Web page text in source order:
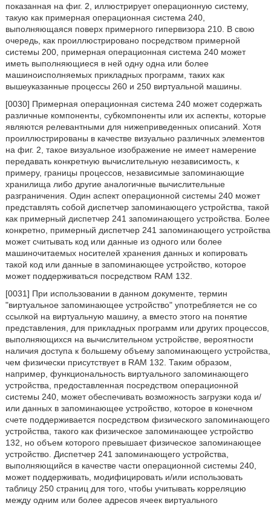
показанная на фиг. 2, иллюстрирует операционную систему,
такую как примерная операционная система 240,
выполняющаяся поверх примерного гипервизора 210. В свою
очередь, как проиллюстрировано посредством примерной
системы 200, примерная операционная система 240 может
иметь выполняющиеся в ней одну одна или более
машиноисполняемых прикладных программ, таких как
вышеуказанные процессы 260 и 250 виртуальной машины.
[0030] Примерная операционная система 240 может содержать
различные компоненты, субкомпоненты или их аспекты, которые
являются релевантными для нижеприведенных описаний. Хотя
проиллюстрированы в качестве визуально различных элементов
на фиг. 2, такое визуальное изображение не имеет намерение
передавать конкретную вычислительную независимость, к
примеру, границы процессов, независимые запоминающие
хранилища либо другие аналогичные вычислительные
разграничения. Один аспект операционной системы 240 может
представлять собой диспетчер запоминающего устройства, такой
как примерный диспетчер 241 запоминающего устройства. Более
конкретно, примерный диспетчер 241 запоминающего устройства
может считывать код или данные из одного или более
машиночитаемых носителей хранения данных и копировать
такой код или данные в запоминающее устройство, которое
может поддерживаться посредством RAM 132.
[0031] При использовании в данном документе, термин
"виртуальное запоминающее устройство" употребляется не со
ссылкой на виртуальную машину, а вместо этого на понятие
представления, для прикладных программ или других процессов,
выполняющихся на вычислительном устройстве, вероятности
наличия доступа к большему объему запоминающего устройства,
чем физически присутствует в RAM 132. Таким образом,
например, функциональность виртуального запоминающего
устройства, предоставленная посредством операционной
системы 240, может обеспечивать возможность загрузки кода и/
или данных в запоминающее устройство, которое в конечном
счете поддерживается посредством физического запоминающего
устройства, такого как физическое запоминающее устройство
132, но объем которого превышает физическое запоминающее
устройство. Диспетчер 241 запоминающего устройства,
выполняющийся в качестве части операционной системы 240,
может поддерживать, модифицировать и/или использовать
таблицу 250 страниц для того, чтобы учитывать корреляцию
между одним или более адресов ячеек виртуального